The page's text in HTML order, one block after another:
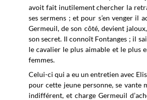
avoit fait inutilement chercher la
ses sermens ; et pour s’en venger il
Germeuil, de son côté, devient
son secret. Il connoît Fontanges ; il
le cavalier le plus aimable et le plus
femmes.
Celui-ci qui a eu un entretien avec
pour cette jeune personne, se vante
indifférent, et charge Germeuil